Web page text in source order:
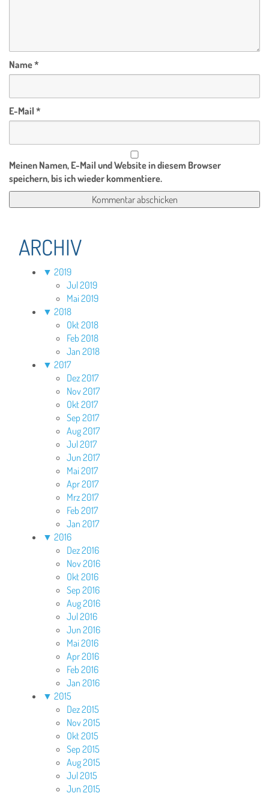
Name*
E-Mail *
Meinen Namen, E-Mail und Website in diesem Browser
speichern, bis ich wieder kommentiere.
ARCHIV
▼ 2019
Jul 2019
Mai 2019
▼ 2018
Okt 2018
Feb 2018
Jan 2018
▼ 2017
Dez 2017
Nov 2017
Okt 2017
Sep 2017
Aug 2017
Jul 2017
Jun 2017
Mai 2017
Apr 2017
Mrz 2017
Feb 2017
Jan 2017
▼ 2016
Dez 2016
Nov 2016
Okt 2016
Sep 2016
Aug 2016
Jul 2016
Jun 2016
Mai 2016
Apr 2016
Feb 2016
Jan 2016
▼ 2015
Dez 2015
Nov 2015
Okt 2015
Sep 2015
Aug 2015
Jul 2015
Jun 2015